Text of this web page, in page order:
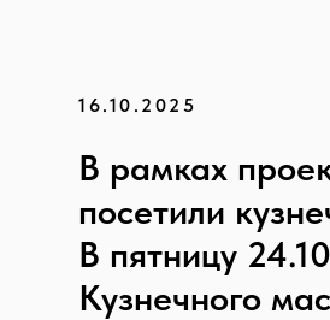
16.10.2025
В рамках
посетили
В пятницу
Кузнечного